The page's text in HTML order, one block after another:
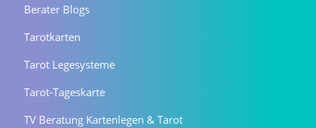
Berater Blogs
Tarotkarten
Tarot Legesysteme
Tarot-Tageskarte
TV Beratung Kartenlegen & Tarot